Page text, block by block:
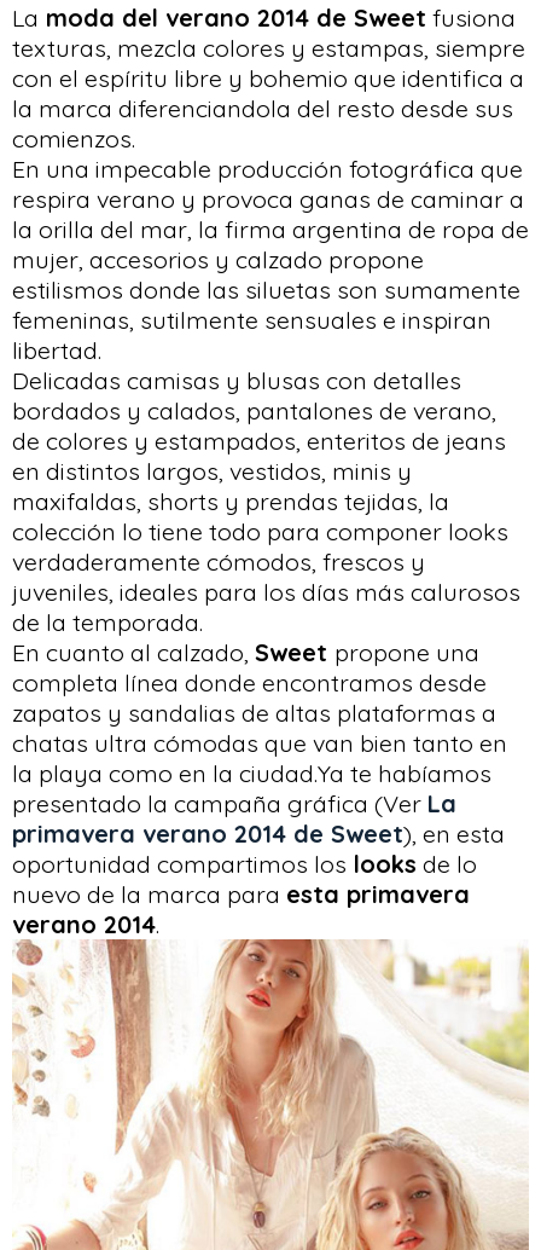
La moda del verano 2014 de Sweet fusiona
texturas, mezcla colores y estampas, siempre
con el espíritu libre y bohemio que identifica a
la marca diferenciandola del resto desde sus
comienzos.
En una impecable producción fotográfica que
respira verano y provoca ganas de caminar a
la orilla del mar, la firma argentina de ropa de
mujer, accesorios y calzado propone
estilismos donde las siluetas son sumamente
femeninas, sutilmente sensuales e inspiran
libertad.
Delicadas camisas y blusas con detalles
bordados y calados, pantalones de verano,
de colores y estampados, enteritos de jeans
en distintos largos, vestidos, minis y
maxifaldas, shorts y prendas tejidas, la
colección lo tiene todo para componer looks
verdaderamente cómodos, frescos y
juveniles, ideales para los días más calurosos
de la temporada.
En cuanto al calzado, Sweet propone una
completa línea donde encontramos desde
zapatos y sandalias de altas plataformas a
chatas ultra cómodas que van bien tanto en
la playa como en la ciudad.Ya te habíamos
presentado la campaña gráfica (Ver La
primavera verano 2014 de Sweet), en esta
oportunidad compartimos los looks de lo
nuevo de la marca para esta primavera
verano 2014.